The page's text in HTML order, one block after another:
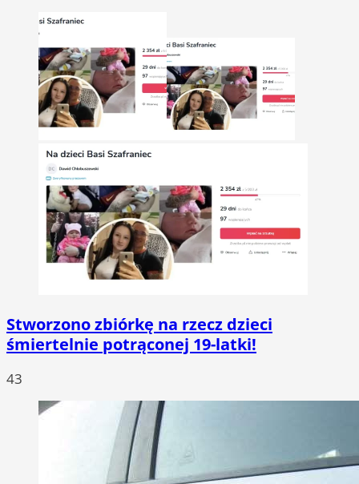
Stworzono zbiórkę na rzecz dzieci
śmiertelnie potrąconej 19-latki!
43